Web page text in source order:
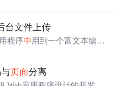
台文件上传
程序中 用到一个富文本编辑
式的文件上传有多难？ B.
很方便的 如果你也有这样
页面分离